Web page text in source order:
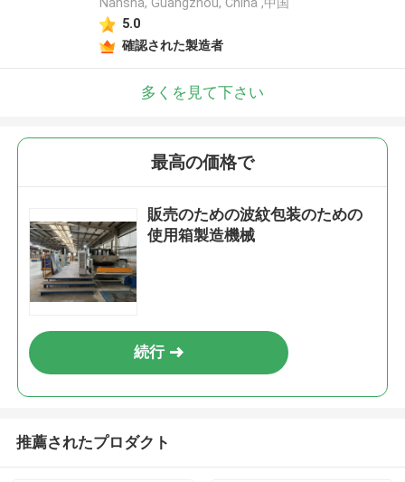
5.0
確認された製造者
多くを見て下さい
最高の価格で
販売のための波紋包装のための
使用箱製造機械
続行
推薦されたプロダクト